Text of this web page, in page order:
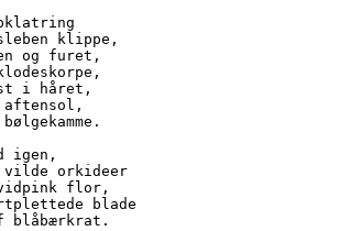
klippe,
og furet,
klodeskorpe,
i håret,
aftensol,
bølgekamme.
igen,
vilde orkideer
hvidpink flor,
sortplettede blade
af blåbærkrat.